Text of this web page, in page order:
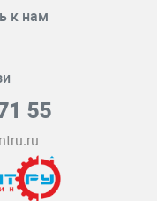
к нам
55